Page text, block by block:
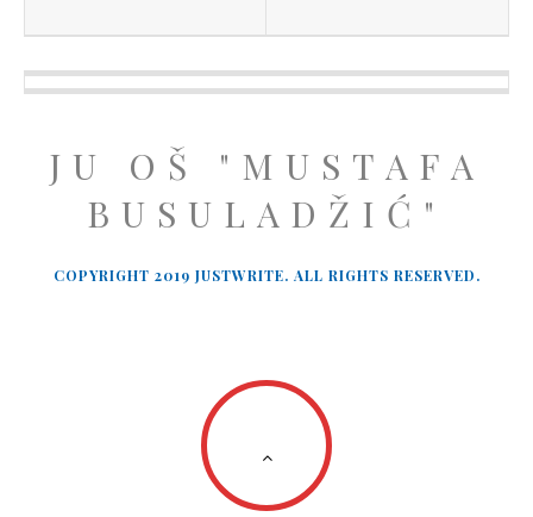
JU OŠ "MUSTAFA
BUSULADŽIĆ"
COPYRIGHT 2019 JUSTWRITE. ALL RIGHTS RESERVED.